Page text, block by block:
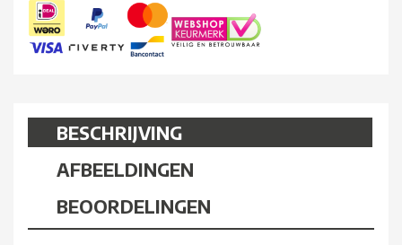
BESCHRIJVING
AFBEELDINGEN
BEOORDELINGEN